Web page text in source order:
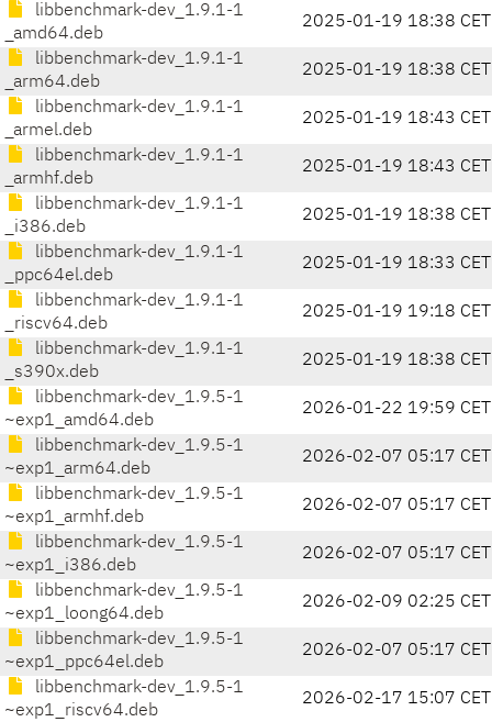
libbenchmark-dev_1.9.1-1
_amd64.deb
2025-01-19 18:38 CET
libbenchmark-dev_1.9.1-1
_arm64.deb
2025-01-19 18:38 CET
libbenchmark-dev_1.9.1-1
_armel.deb
2025-01-19 18:43 CET
libbenchmark-dev_1.9.1-1
_armhf.deb
2025-01-19 18:43 CET
libbenchmark-dev_1.9.1-1
_i386.deb
2025-01-19 18:38 CET
libbenchmark-dev_1.9.1-1
_ppc64el.deb
2025-01-19 18:33 CET
libbenchmark-dev_1.9.1-1
_riscv64.deb
2025-01-19 19:18 CET
libbenchmark-dev_1.9.1-1
_s390x.deb
2025-01-19 18:38 CET
libbenchmark-dev_1.9.5-1
~exp1_amd64.deb
2026-01-22 19:59 CET
libbenchmark-dev_1.9.5-1
~exp1_arm64.deb
2026-02-07 05:17 CET
libbenchmark-dev_1.9.5-1
~exp1_armhf.deb
2026-02-07 05:17 CET
libbenchmark-dev_1.9.5-1
~exp1_i386.deb
2026-02-07 05:17 CET
libbenchmark-dev_1.9.5-1
~exp1_loong64.deb
2026-02-09 02:25 CET
libbenchmark-dev_1.9.5-1
~exp1_ppc64el.deb
2026-02-07 05:17 CET
libbenchmark-dev_1.9.5-1
~exp1_riscv64.deb
2026-02-17 15:07 CET